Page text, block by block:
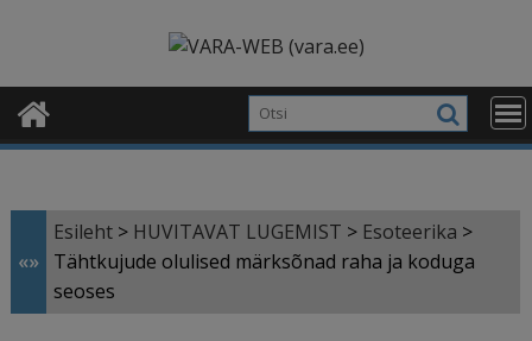
«»
Esileht > HUVITAVAT LUGEMIST > Esoteerika >
Tähtkujude olulised märksõnad raha ja koduga
seoses